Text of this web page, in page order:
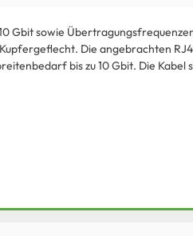
Gbit sowie
Die angebrachten
bis zu 10 Gbit. Die